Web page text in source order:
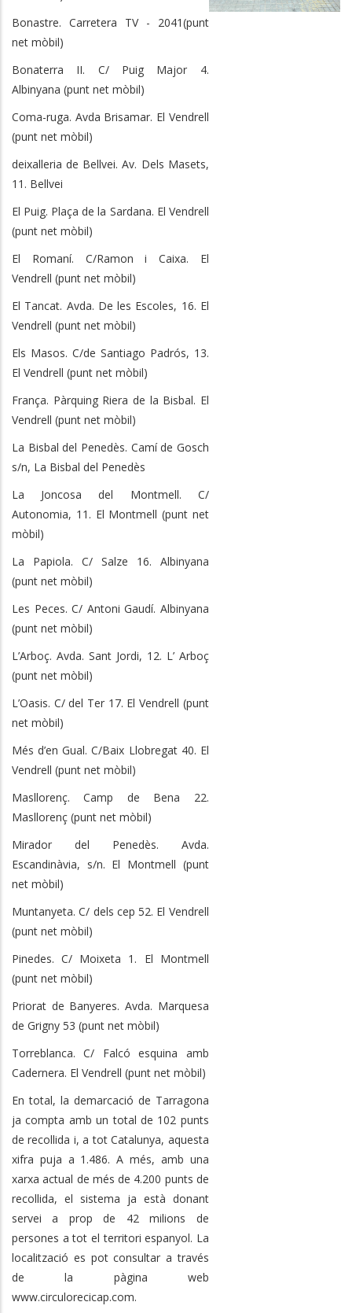
Bonastre. Carretera TV - 2041(punt
net mòbil)
Bonaterra II. C/ Puig Major 4.
Albinyana (punt net mòbil)
Coma-ruga. Avda Brisamar. El Vendrell
(punt net mòbil)
deixalleria de Bellvei. Av. Dels Masets,
11. Bellvei
El Puig. Plaça de la Sardana. El Vendrell
(punt net mòbil)
El Romaní. C/Ramon i Caixa. El
Vendrell (punt net mòbil)
El Tancat. Avda. De les Escoles, 16. El
Vendrell (punt net mòbil)
Els Masos. C/de Santiago Padrós, 13.
El Vendrell (punt net mòbil)
França. Pàrquing Riera de la Bisbal. El
Vendrell (punt net mòbil)
La Bisbal del Penedès. Camí de Gosch
s/n, La Bisbal del Penedès
La Joncosa del Montmell. C/
Autonomia, 11. El Montmell (punt net
mòbil)
La Papiola. C/ Salze 16. Albinyana
(punt net mòbil)
Les Peces. C/ Antoni Gaudí. Albinyana
(punt net mòbil)
L’Arboç. Avda. Sant Jordi, 12. L’ Arboç
(punt net mòbil)
L’Oasis. C/ del Ter 17. El Vendrell (punt
net mòbil)
Més d’en Gual. C/Baix Llobregat 40. El
Vendrell (punt net mòbil)
Masllorenç. Camp de Bena 22.
Masllorenç (punt net mòbil)
Mirador del Penedès. Avda.
Escandinàvia, s/n. El Montmell (punt
net mòbil)
Muntanyeta. C/ dels cep 52. El Vendrell
(punt net mòbil)
Pinedes. C/ Moixeta 1. El Montmell
(punt net mòbil)
Priorat de Banyeres. Avda. Marquesa
de Grigny 53 (punt net mòbil)
Torreblanca. C/ Falcó esquina amb
Cadernera. El Vendrell (punt net mòbil)
En total, la demarcació de Tarragona
ja compta amb un total de 102 punts
de recollida i, a tot Catalunya, aquesta
xifra puja a 1.486. A més, amb una
xarxa actual de més de 4.200 punts de
recollida, el sistema ja està donant
servei a prop de 42 milions de
persones a tot el territori espanyol. La
localització es pot consultar a través
de la pàgina web
www.circulorecicap.com.